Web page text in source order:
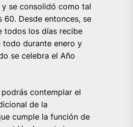
se consolidó como tal
60. Desde entonces, se
todos los días recibe
todo durante enero y
se celebra el Año
contemplar el
de la
cumple la función de